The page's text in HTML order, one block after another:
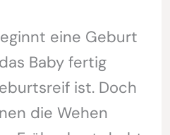
eine Geburt
Baby fertig
ist. Doch
die Wehen